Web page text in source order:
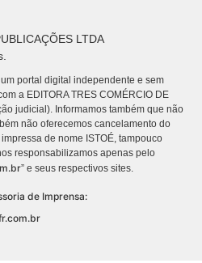
LTDA
portal digital independente e sem
a EDITORA TRES COMÉRCIO DE
judicial). Informamos também que não
não oferecemos cancelamento do
de nome ISTOÉ, tampouco
responsabilizamos apenas pelo
” e seus respectivos sites.
de Imprensa: